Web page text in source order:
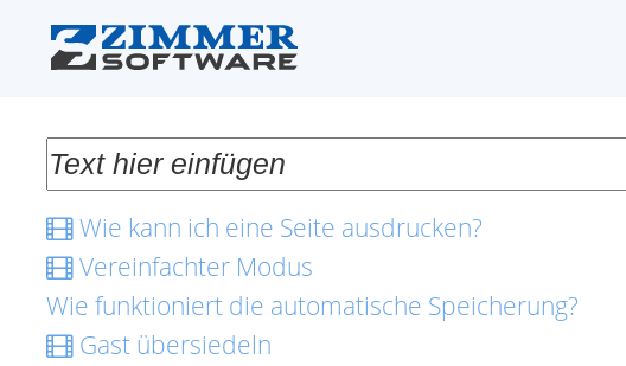
Wie kann ich eine Seite ausdrucken?
Vereinfachter Modus
Wie funktioniert die automatische Speicherung?
Gast übersiedeln